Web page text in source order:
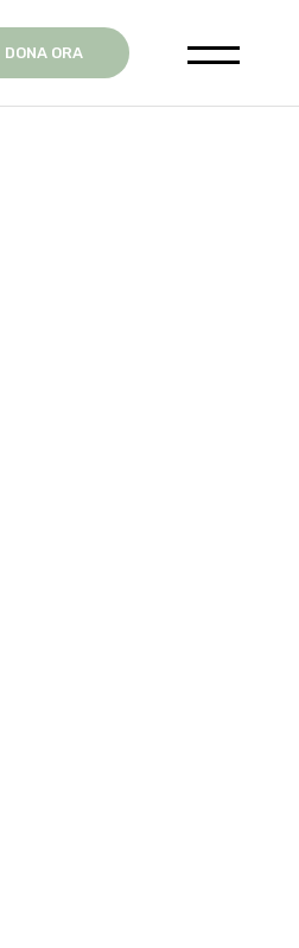
DONA ORA